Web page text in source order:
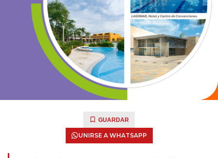
GUARDAR
UNIRSE A WHATSAPP